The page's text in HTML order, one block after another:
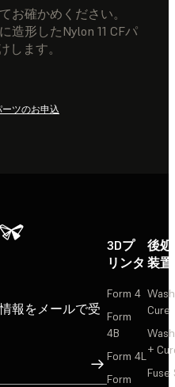
お確かめください。
造形したNylon 11 CFパ
します。
ツのお申込
報をメールで受
サインアップ
3Dプ
リンタ
Form 4
Form
4B
Form 4L
Form
後
装置
Cure
+
Fuse